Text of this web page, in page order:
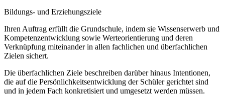
Bildungs- und Erziehungsziele
Ihren Auftrag erfüllt die Grundschule, indem sie Wissenserwerb und
Kompetenzentwicklung sowie Werteorientierung und deren
Verknüpfung miteinander in allen fachlichen und überfachlichen
Zielen sichert.
Die überfachlichen Ziele beschreiben darüber hinaus Intentionen,
die auf die Persönlichkeitsentwicklung der Schüler gerichtet sind
und in jedem Fach konkretisiert und umgesetzt werden müssen.